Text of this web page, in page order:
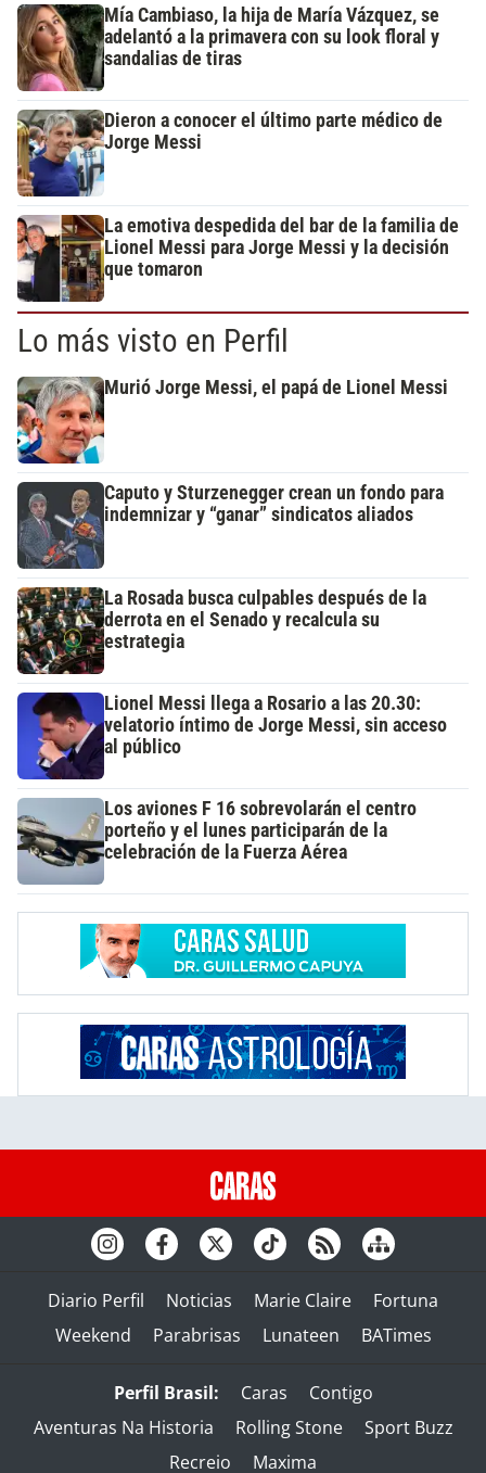
Mía Cambiaso, la hija de María Vázquez, se
adelantó a la primavera con su look floral y
sandalias de tiras
Dieron a conocer el último parte médico de
Jorge Messi
La emotiva despedida del bar de la familia de
Lionel Messi para Jorge Messi y la decisión
que tomaron
Lo más visto en Perfil
Murió Jorge Messi, el papá de Lionel Messi
Caputo y Sturzenegger crean un fondo para
indemnizar y “ganar” sindicatos aliados
La Rosada busca culpables después de la
derrota en el Senado y recalcula su
estrategia
Lionel Messi llega a Rosario a las 20.30:
velatorio íntimo de Jorge Messi, sin acceso
al público
Los aviones F 16 sobrevolarán el centro
porteño y el lunes participarán de la
celebración de la Fuerza Aérea
Diario Perfil Noticias Marie Claire
Fortuna
Weekend
Parabrisas Lunateen BATimes
Perfil Brasil: Caras
Contigo
Aventuras Na Historia
Rolling Stone
Sport Buzz
Recreio
Maxima